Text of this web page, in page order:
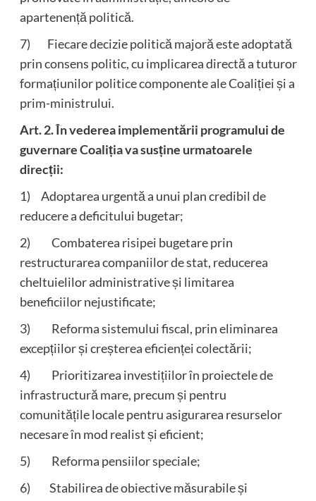
apartenență politică.
7) Fiecare decizie politică majoră este adoptată
prin consens politic, cu implicarea directă a tuturor
formațiunilor politice componente ale Coaliției și a
prim-ministrului.
Art. 2. În vederea implementării programului de
guvernare Coaliția va susține urmatoarele
direcții:
1) Adoptarea urgentă a unui plan credibil de
reducere a deficitului bugetar;
2) Combaterea risipei bugetare prin
restructurarea companiilor de stat, reducerea
cheltuielilor administrative și limitarea
beneficiilor nejustificate;
3) Reforma sistemului fiscal, prin eliminarea
excepțiilor și creșterea eficienței colectării;
4) Prioritizarea investițiilor în proiectele de
infrastructură mare, precum și pentru
comunitățile locale pentru asigurarea resurselor
necesare în mod realist și eficient;
5) Reforma pensiilor speciale;
6) Stabilirea de obiective măsurabile și